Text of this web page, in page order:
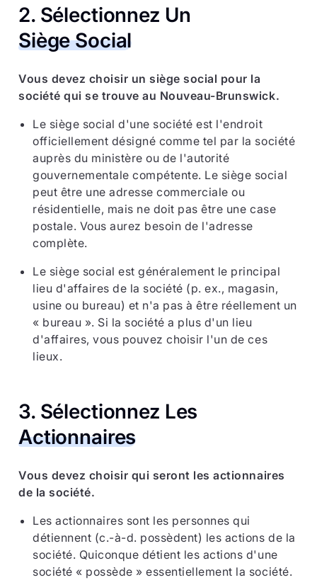
2. Sélectionnez Un
Siège Social
Vous devez choisir un siège social pour la
société qui se trouve au Nouveau-Brunswick.
Le siège social d'une société est l'endroit
officiellement désigné comme tel par la société
auprès du ministère ou de l'autorité
gouvernementale compétente. Le siège social
peut être une adresse commerciale ou
résidentielle, mais ne doit pas être une case
postale. Vous aurez besoin de l'adresse
complète.
Le siège social est généralement le principal
lieu d'affaires de la société (p. ex., magasin,
usine ou bureau) et n'a pas à être réellement un
« bureau ». Si la société a plus d'un lieu
d'affaires, vous pouvez choisir l'un de ces
lieux.
3. Sélectionnez Les
Actionnaires
Vous devez choisir qui seront les actionnaires
de la société.
Les actionnaires sont les personnes qui
détiennent (c.-à-d. possèdent) les actions de la
société. Quiconque détient les actions d'une
société « possède » essentiellement la société.